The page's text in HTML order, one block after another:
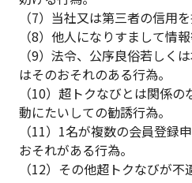
（7）当社又は第三者の信用
（8）他人になりすまして情
（9）法令、公序良俗若しく
はそのおそれのある行為。
（10）超トクなびとは関係
動にたいしての勧誘行為。
（11）1名が複数の会員登録
おそれがある行為。
（12）その他超トクなびが不